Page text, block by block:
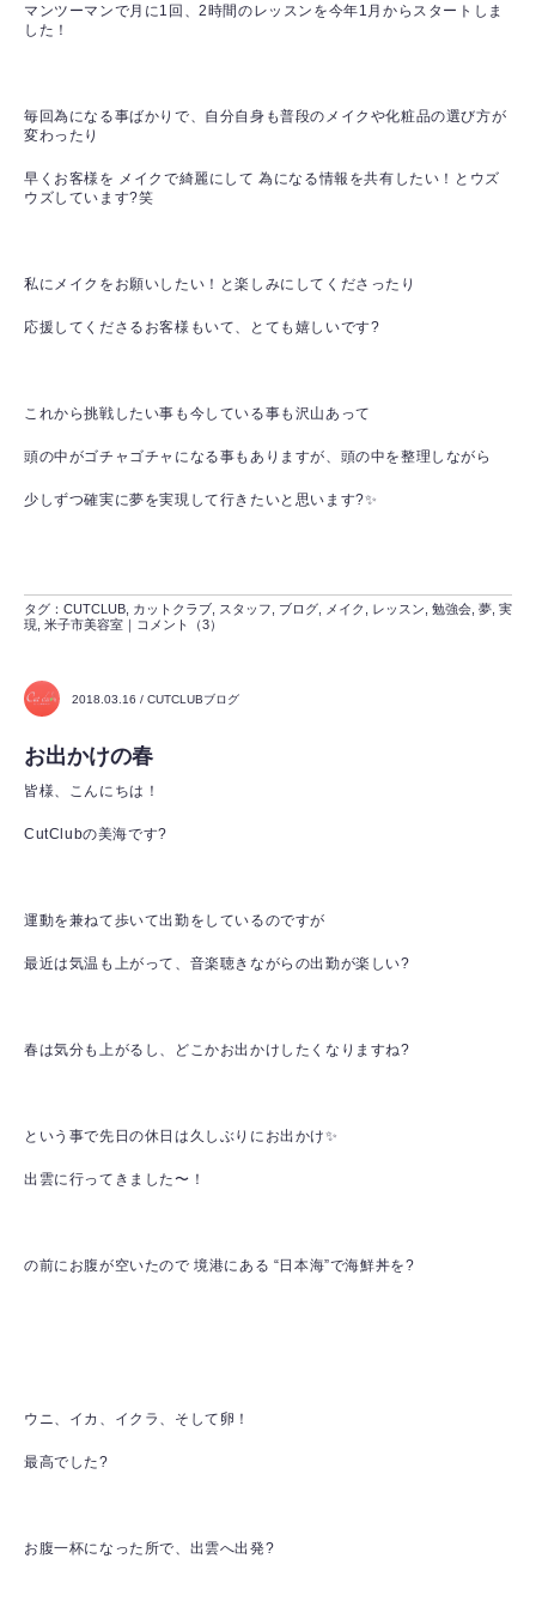
マンツーマンで月に1回、2時間のレッスンを今年1月からスタートしま
した！
毎回為になる事ばかりで、自分自身も普段のメイクや化粧品の選び方が
変わったり
早くお客様を メイクで綺麗にして 為になる情報を共有したい！とウズ
ウズしています?笑
私にメイクをお願いしたい！と楽しみにしてくださったり
応援してくださるお客様もいて、とても嬉しいです?
これから挑戦したい事も今している事も沢山あって
頭の中がゴチャゴチャになる事もありますが、頭の中を整理しながら
少しずつ確実に夢を実現して行きたいと思います?✨
タグ： CUTCLUB カットクラブ スタッフ ブログ メイク レッスン 勉強会 夢 実
現 米子市美容室 ｜ コメント（3）
2018.03.16 / CUTCLUBブログ
お出かけの春
皆様、こんにちは！
CutClubの美海です?
運動を兼ねて歩いて出勤をしているのですが
最近は気温も上がって、音楽聴きながらの出勤が楽しい?
春は気分も上がるし、どこかお出かけしたくなりますね?
という事で先日の休日は久しぶりにお出かけ✨
出雲に行ってきました〜！
の前にお腹が空いたので 境港にある “日本海”で海鮮丼を?
ウニ、イカ、イクラ、そして卵！
最高でした?
お腹一杯になった所で、出雲へ出発?